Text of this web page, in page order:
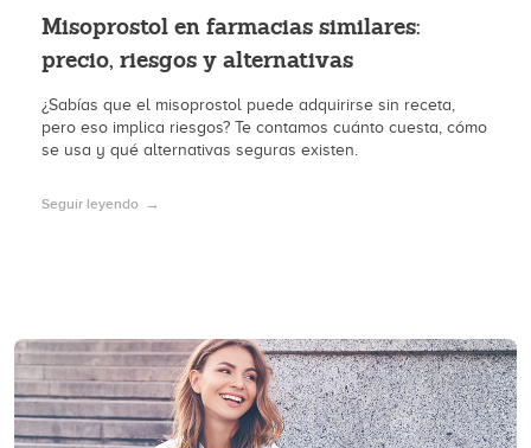
Misoprostol en farmacias similares:
precio, riesgos y alternativas
¿Sabías que el misoprostol puede adquirirse sin receta,
pero eso implica riesgos? Te contamos cuánto cuesta, cómo
se usa y qué alternativas seguras existen.
Seguir leyendo